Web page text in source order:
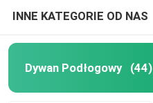
INNE KATEGORIE OD NAS
Dywan Podłogowy (44)